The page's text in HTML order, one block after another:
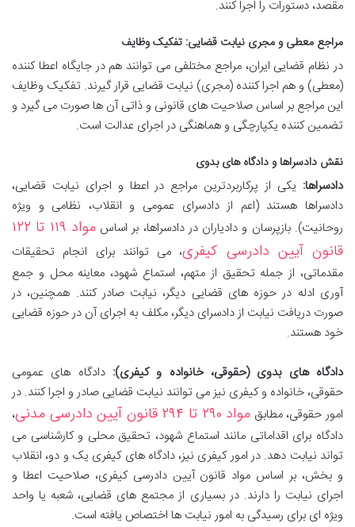
مقصد، دستورات را اجرا کنند.
مراجع معطی و مجری نیابت قضایی: تفکیک وظایف
در نظام قضایی ایران، مراجع مختلفی می توانند هم در جایگاه اعطا کننده
(معطی) و هم اجرا کننده (مجری) نیابت قضایی قرار گیرند. تفکیک وظایف
این مراجع بر اساس صلاحیت های قانونی و ذاتی آن ها صورت می گیرد و
تضمین کننده یکپارچگی و هماهنگی در اجرای عدالت است.
نقش دادسراها و دادگاه های بدوی
دادسراها: یکی از پرکاربردترین مراجع در اعطا و اجرای نیابت قضایی،
دادسراها هستند (اعم از دادسرای عمومی و انقلاب، نظامی و ویژه
روحانیت). بازپرسان و دادیاران در دادسراها، بر اساس
مواد ۱۱۹ تا ۱۲۲
قانون آیین دادرسی کیفری، می توانند برای انجام تحقیقات
مقدماتی، از جمله تحقیق از متهم، استماع شهود، معاینه محل و جمع
آوری ادله در حوزه های قضایی دیگر، نیابت صادر کنند. همچنین، در
صورت دریافت نیابت از دادسرای دیگر، مکلف به اجرای آن در حوزه قضایی
خود هستند.
دادگاه های بدوی (حقوقی، خانواده و کیفری): دادگاه های عمومی
حقوقی، خانواده و کیفری نیز می توانند نیابت قضایی صادر و اجرا کنند. در
امور حقوقی، مطابق مواد ۲۹۰ تا ۲۹۴ قانون آیین دادرسی مدنی
،
دادگاه برای اقداماتی مانند استماع شهود، تحقیق محلی و کارشناسی می
تواند نیابت دهد. در امور کیفری نیز، دادگاه های کیفری یک و دو، انقلاب
و بخش، بر اساس مواد قانون آیین دادرسی کیفری، صلاحیت اعطا و
اجرای نیابت را دارند. در بسیاری از مجتمع های قضایی، شعبه یا واحد
ویژه ای برای رسیدگی به امور نیابت ها اختصاص یافته است.